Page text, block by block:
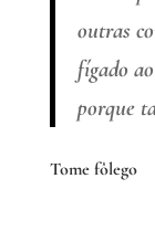
outras
fígado
porque
Tome fôlego